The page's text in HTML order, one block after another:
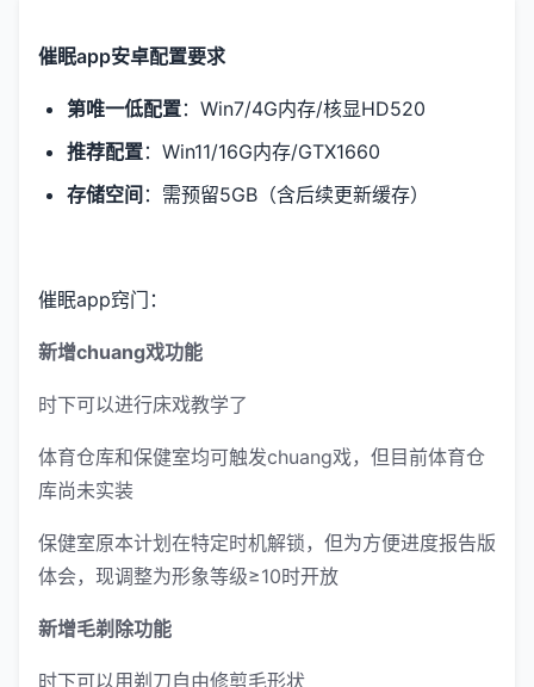
催眠app安卓配置要求
​第唯一低配置​​：Win7/4G内存/核显HD520
​推荐配置​​：Win11/16G内存/GTX1660
​存储空间​ ​：需预留5GB（含后续更新缓存）
催眠app窍门：
新增chuang戏功能
时下可以进行床戏教学了
体育仓库和保健室均可触发chuang戏，但目前体育仓
库尚未实装
保健室原本计划在特定时机解锁，但为方便进度报告版
体会，现调整为形象等级≥10时开放
新增毛剃除功能
时下可以用剃刀自由修剪毛形状